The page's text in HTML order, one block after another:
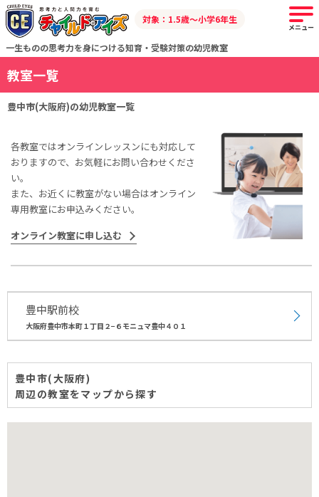
一生ものの思考力を身につける知育・受験対策の幼児教室
対象：1.5歳～小学6年生
メニュー
教室一覧
豊中市(大阪府)の幼児教室一覧
各教室ではオンラインレッスンにも対応して
おりますので、お気軽にお問い合わせくださ
い。
また、お近くに教室がない場合はオンライン
専用教室にお申込みください。
オンライン教室に申し込む
豊中駅前校
大阪府豊中市本町１丁目２−６モニュマ豊中４０１
豊中市(大阪府)
周辺の教室をマップから探す